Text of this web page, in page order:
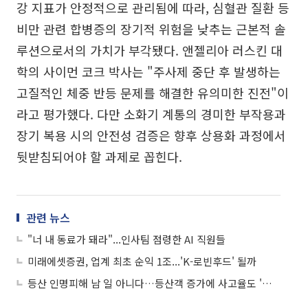
강 지표가 안정적으로 관리됨에 따라, 심혈관 질환 등
비만 관련 합병증의 장기적 위험을 낮추는 근본적 솔
루션으로서의 가치가 부각됐다. 앤젤리아 러스킨 대
학의 사이먼 코크 박사는 "주사제 중단 후 발생하는
고질적인 체중 반등 문제를 해결한 유의미한 진전"이
라고 평가했다. 다만 소화기 계통의 경미한 부작용과
장기 복용 시의 안전성 검증은 향후 상용화 과정에서
뒷받침되어야 할 과제로 꼽힌다.
관련 뉴스
"너 내 동료가 돼라"...인사팀 점령한 AI 직원들
미래에셋증권, 업계 최초 순익 1조...'K-로빈후드' 될까
등산 인명피해 남 일 아니다…등산객 증가에 사고율도 '사상 최악'